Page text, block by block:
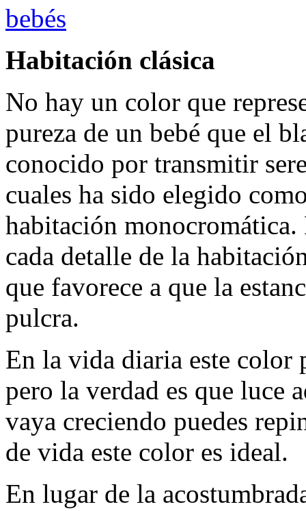
Habitación clásica
No hay un color que
pureza de un bebé que el
conocido por transmitir
cuales ha sido elegido
habitación
cada detalle de la
que favorece a que la
pulcra.
En la vida diaria este color
pero la verdad es que luce
vaya creciendo puedes
de vida este color es ideal.
En lugar de la